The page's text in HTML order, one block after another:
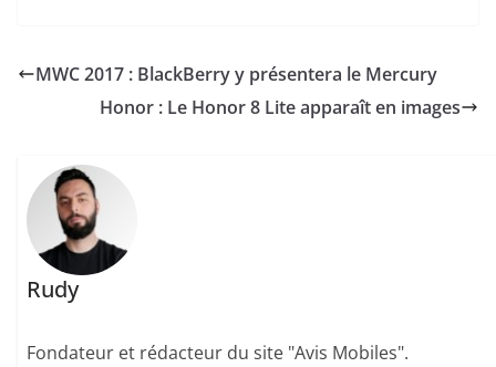
MWC 2017 : BlackBerry y présentera le Mercury
Honor : Le Honor 8 Lite apparaît en images
Rudy
Fondateur et rédacteur du site "Avis Mobiles".